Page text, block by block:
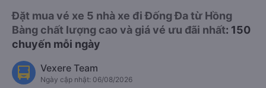
Đặt mua vé xe 5 nhà xe đi Đống Đa từ Hồng
Bàng chất lượng cao và giá vé ưu đãi nhất: 150
chuyến mỗi ngày
Vexere Team
Ngày cập nhật: 06/08/2026